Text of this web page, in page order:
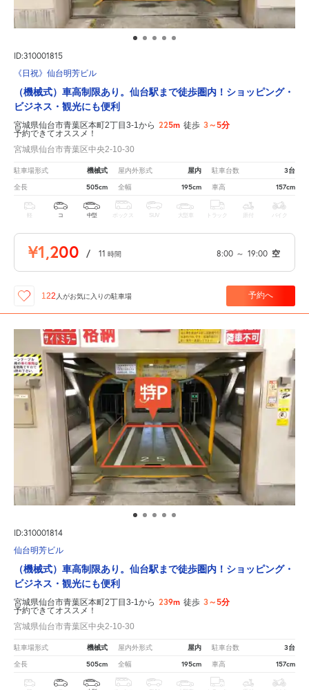
ID:310001815
《日祝》仙台明芳ビル
（機械式）車高制限あり。仙台駅まで徒歩圏内！ショッピング・
ビジネス・観光にも便利
宮城県仙台市青葉区本町2丁目3-1から 225m 徒歩 3～5分
予約できてオススメ！
宮城県仙台市青葉区中央2-10-30
駐車場形式 機械式 屋内外形式 屋内 駐車台数 3台
全長 505cm 全幅 195cm 車高 157cm
軽 コ 中型 ボックス SUV 大型車 トラック 原付 バイク
¥1,200 / 11 時間 8:00 ～ 19:00 空
122 人がお気に入りの駐車場 予約へ
ID:310001814
仙台明芳ビル
（機械式）車高制限あり。仙台駅まで徒歩圏内！ショッピング・
ビジネス・観光にも便利
宮城県仙台市青葉区本町2丁目3-1から 239m 徒歩 3～5分
予約できてオススメ！
宮城県仙台市青葉区中央2-10-30
駐車場形式 機械式 屋内外形式 屋内 駐車台数 3台
全長 505cm 全幅 195cm 車高 157cm